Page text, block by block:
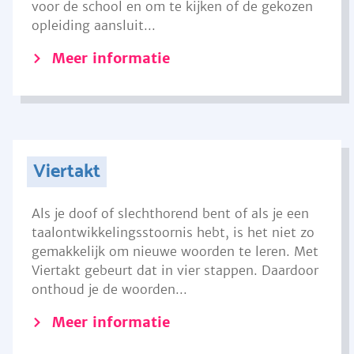
voor de school en om te kijken of de gekozen
opleiding aansluit...
Meer informatie
Viertakt
Als je doof of slechthorend bent of als je een
taalontwikkelingsstoornis hebt, is het niet zo
gemakkelijk om nieuwe woorden te leren. Met
Viertakt gebeurt dat in vier stappen. Daardoor
onthoud je de woorden...
Meer informatie